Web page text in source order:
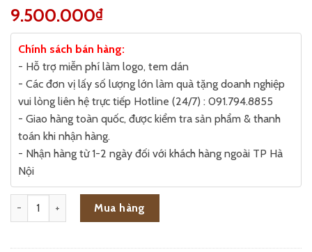
9.500.000₫
Chính sách bán hàng:
- Hỗ trợ miễn phí làm logo, tem dán
- Các đơn vị lấy số lượng lớn làm quà tặng doanh nghiệp
vui lòng liên hệ trực tiếp Hotline (24/7) : 091.794.8855
- Giao hàng toàn quốc, được kiểm tra sản phẩm & thanh
toán khi nhận hàng.
- Nhận hàng từ 1-2 ngày đối với khách hàng ngoài TP Hà
Nội
TƯỢNG TÙNG HẠC DIÊN NIÊN DÁT VÀNG số lượng
Mua hàng